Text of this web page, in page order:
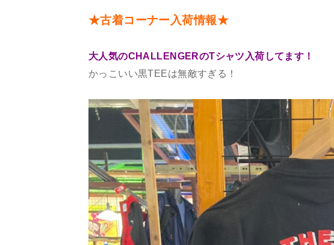
★古着コーナー入荷情報★
大人気のCHALLENGERのTシャツ入荷してます！
かっこいい黒TEEは無敵すぎる！